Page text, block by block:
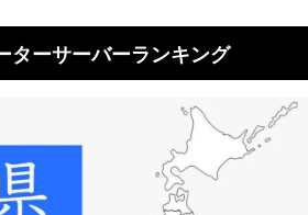
ターサーバーランキング